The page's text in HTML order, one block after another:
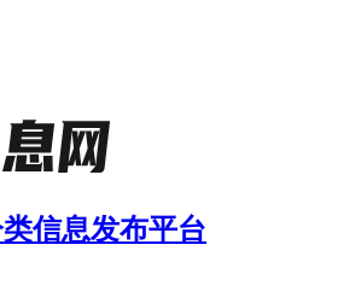
信息发布平台